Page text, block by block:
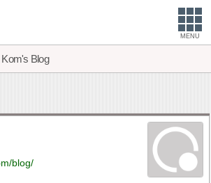
MENU
Kom's Blog
blog/